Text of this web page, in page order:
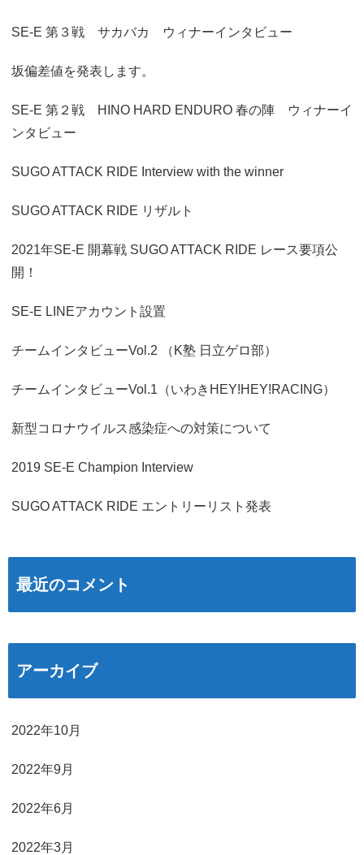
SE-E 第３戦 サカバカ ウィナーインタビュー
坂偏差値を発表します。
SE-E 第２戦 HINO HARD ENDURO 春の陣 ウィナーイ
ンタビュー
SUGO ATTACK RIDE Interview with the winner
SUGO ATTACK RIDE リザルト
2021年SE-E 開幕戦 SUGO ATTACK RIDE レース要項公
開！
SE-E LINEアカウント設置
チームインタビューVol.2 （K塾 日立ゲロ部）
チームインタビューVol.1（いわきHEY!HEY!RACING）
新型コロナウイルス感染症への対策について
2019 SE-E Champion Interview
SUGO ATTACK RIDE エントリーリスト発表
最近のコメント
アーカイブ
2022年10月
2022年9月
2022年6月
2022年3月